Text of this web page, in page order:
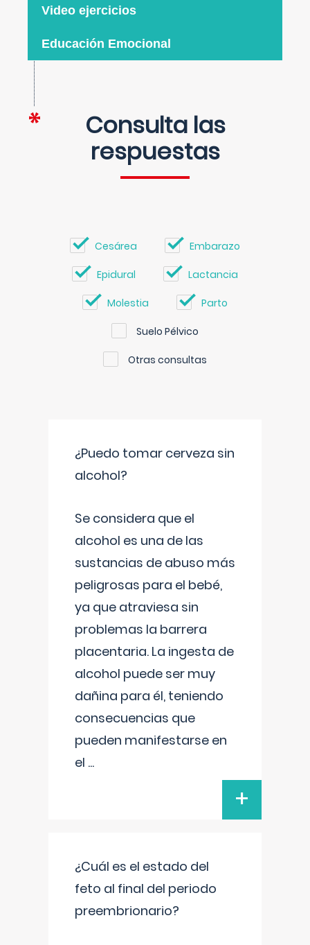
Video ejercicios
Educación Emocional
Consulta las
respuestas
Cesárea Embarazo
Epidural Lactancia
Molestia Parto
Suelo Pélvico
Otras consultas
¿Puedo tomar cerveza sin
alcohol?
Se considera que el
alcohol es una de las
sustancias de abuso más
peligrosas para el bebé,
ya que atraviesa sin
problemas la barrera
placentaria. La ingesta de
alcohol puede ser muy
dañina para él, teniendo
consecuencias que
pueden manifestarse en
el ...
+
¿Cuál es el estado del
feto al final del periodo
preembrionario?